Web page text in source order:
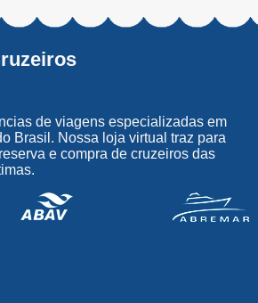
de viagens especializadas em
Brasil. Nossa loja virtual traz para
e compra de cruzeiros das